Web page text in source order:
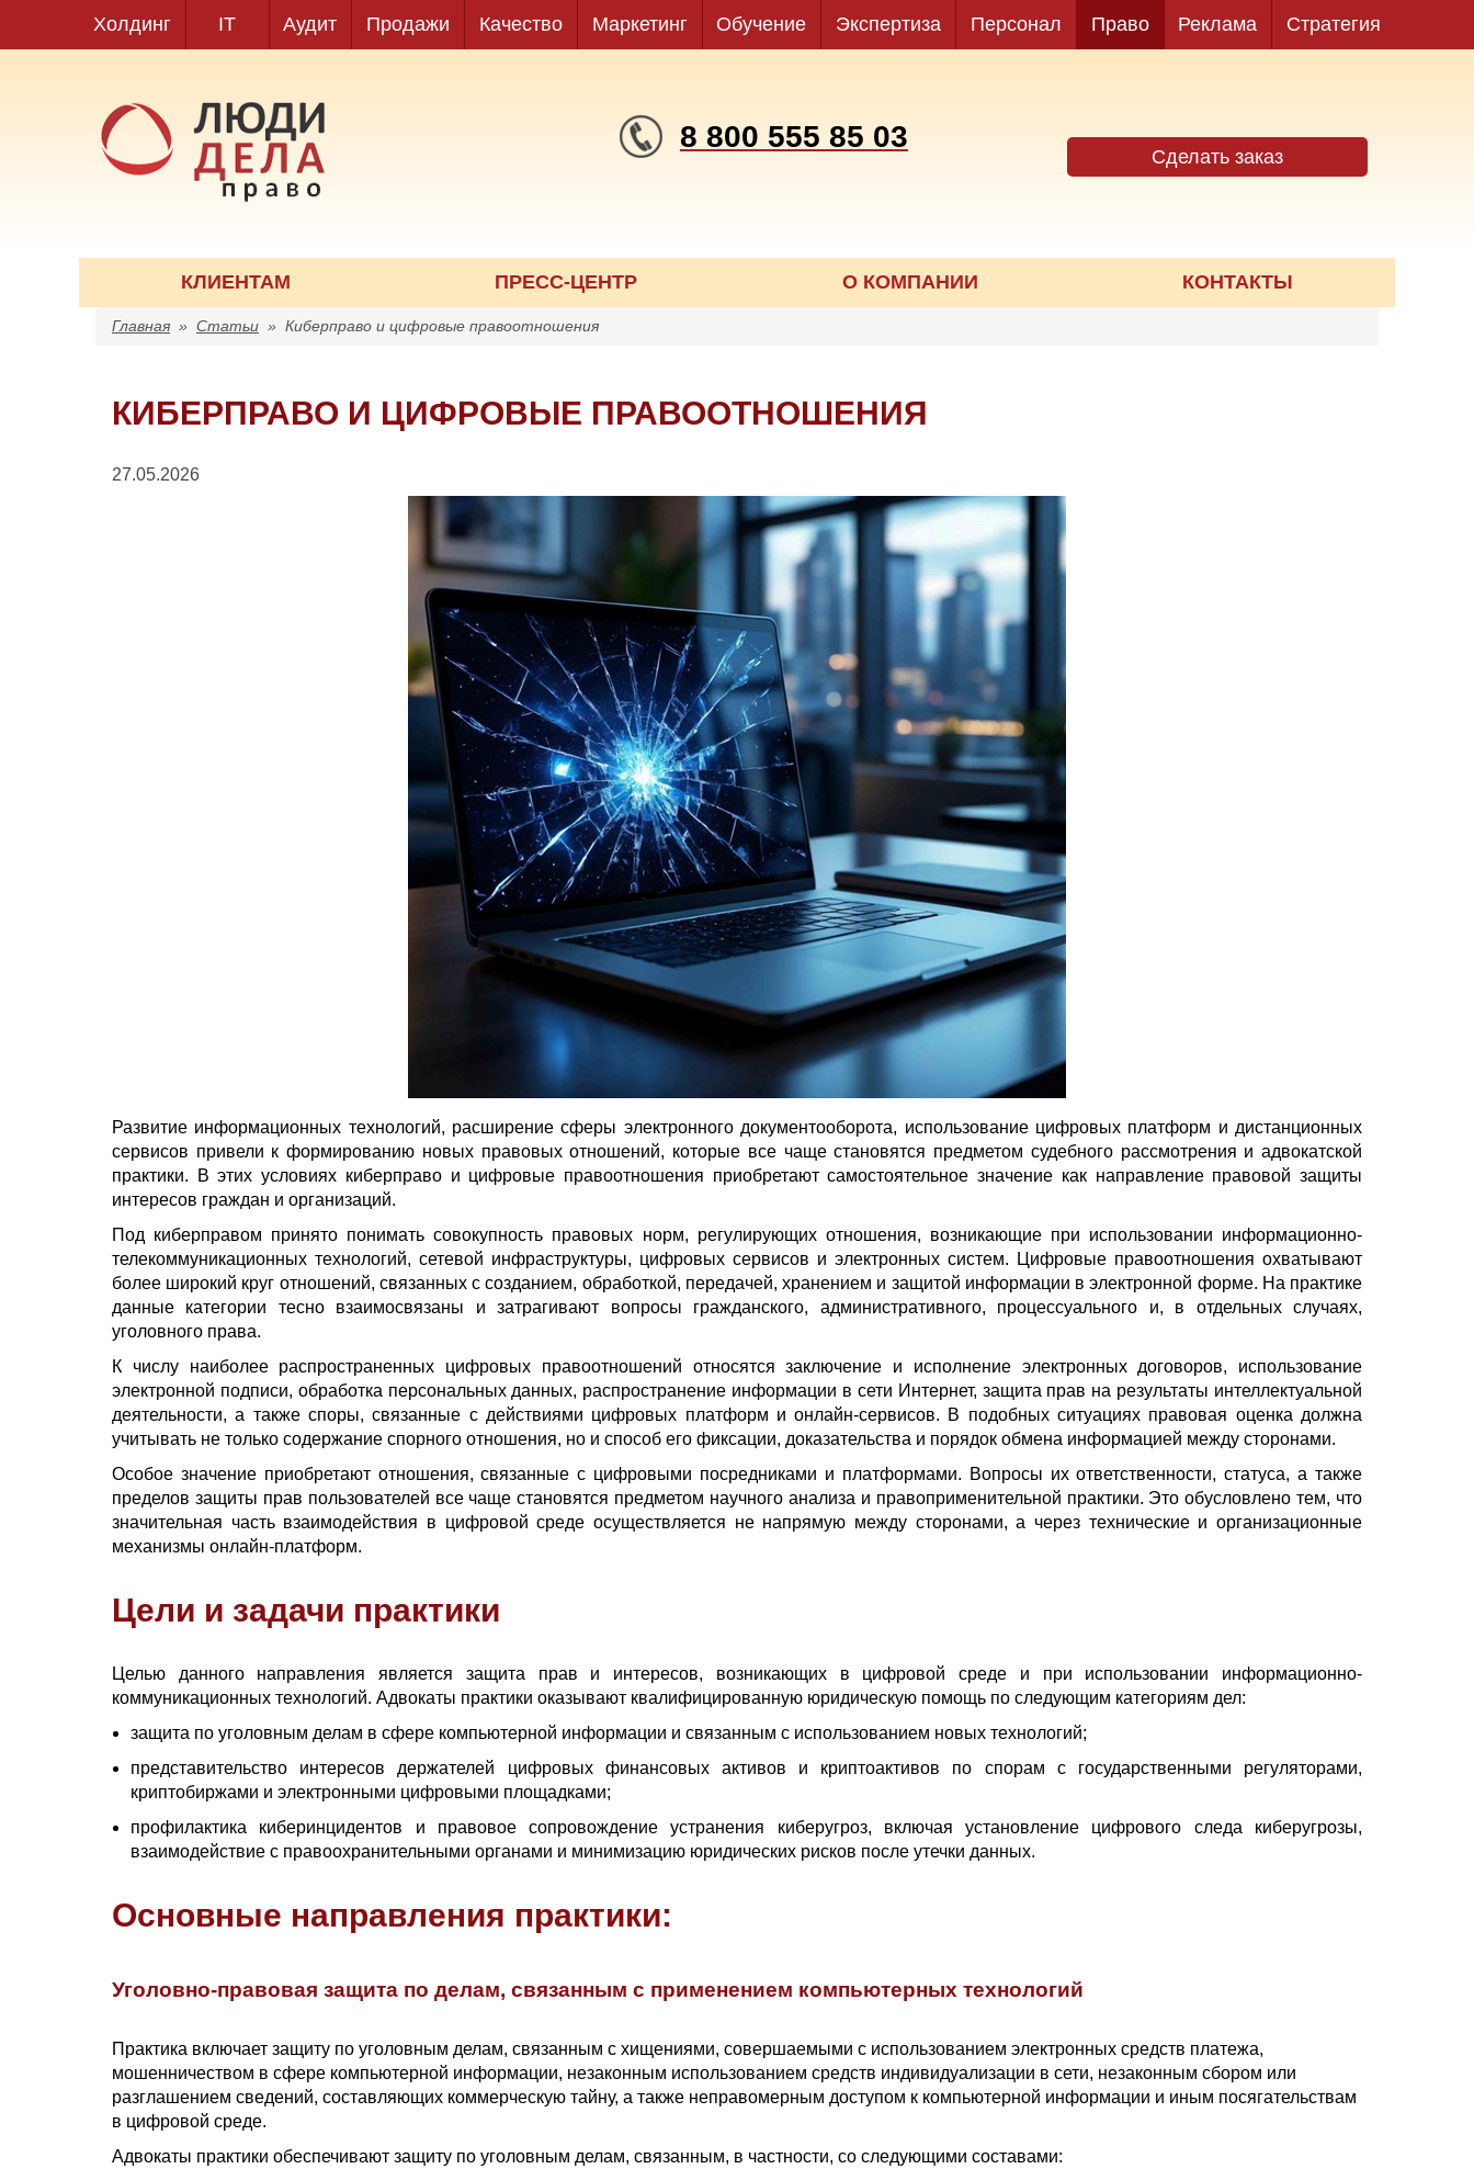
Холдинг IT Аудит Продажи Качество Маркетинг Обучение Экспертиза Персонал Право Реклама Стратегия
Сделать заказ
8 800 555 85 03
КЛИЕНТАМ ПРЕСС-ЦЕНТР О КОМПАНИИ КОНТАКТЫ
Главная » Статьи » Киберправо и цифровые правоотношения
КИБЕРПРАВО И ЦИФРОВЫЕ ПРАВООТНОШЕНИЯ
27.05.2026
Развитие информационных технологий, расширение сферы электронного документооборота, использование цифровых платформ и дистанционных
сервисов привели к формированию новых правовых отношений, которые все чаще становятся предметом судебного рассмотрения и адвокатской
практики. В этих условиях киберправо и цифровые правоотношения приобретают самостоятельное значение как направление правовой защиты
интересов граждан и организаций.
Под киберправом принято понимать совокупность правовых норм, регулирующих отношения, возникающие при использовании информационно-
телекоммуникационных технологий, сетевой инфраструктуры, цифровых сервисов и электронных систем. Цифровые правоотношения охватывают
более широкий круг отношений, связанных с созданием, обработкой, передачей, хранением и защитой информации в электронной форме. На практике
данные категории тесно взаимосвязаны и затрагивают вопросы гражданского, административного, процессуального и, в отдельных случаях,
уголовного права.
К числу наиболее распространенных цифровых правоотношений относятся заключение и исполнение электронных договоров, использование
электронной подписи, обработка персональных данных, распространение информации в сети Интернет, защита прав на результаты интеллектуальной
деятельности, а также споры, связанные с действиями цифровых платформ и онлайн-сервисов. В подобных ситуациях правовая оценка должна
учитывать не только содержание спорного отношения, но и способ его фиксации, доказательства и порядок обмена информацией между сторонами.
Особое значение приобретают отношения, связанные с цифровыми посредниками и платформами. Вопросы их ответственности, статуса, а также
пределов защиты прав пользователей все чаще становятся предметом научного анализа и правоприменительной практики. Это обусловлено тем, что
значительная часть взаимодействия в цифровой среде осуществляется не напрямую между сторонами, а через технические и организационные
механизмы онлайн-платформ.
Цели и задачи практики
Целью данного направления является защита прав и интересов, возникающих в цифровой среде и при использовании информационно-
коммуникационных технологий. Адвокаты практики оказывают квалифицированную юридическую помощь по следующим категориям дел:
защита по уголовным делам в сфере компьютерной информации и связанным с использованием новых технологий;
представительство интересов держателей цифровых финансовых активов и криптоактивов по спорам с государственными регуляторами,
криптобиржами и электронными цифровыми площадками;
профилактика киберинцидентов и правовое сопровождение устранения киберугроз, включая установление цифрового следа киберугрозы,
взаимодействие с правоохранительными органами и минимизацию юридических рисков после утечки данных.
Основные направления практики:
Уголовно-правовая защита по делам, связанным с применением компьютерных технологий
Практика включает защиту по уголовным делам, связанным с хищениями, совершаемыми с использованием электронных средств платежа,
мошенничеством в сфере компьютерной информации, незаконным использованием средств индивидуализации в сети, незаконным сбором или
разглашением сведений, составляющих коммерческую тайну, а также неправомерным доступом к компьютерной информации и иным посягательствам
в цифровой среде.
Адвокаты практики обеспечивают защиту по уголовным делам, связанным, в частности, со следующими составами: